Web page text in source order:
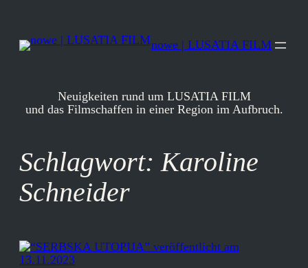
springen
nowe | LUSATIA FILM
Neuigkeiten rund um LUSATIA FILM
und das Filmschaffen in einer Region im Aufbruch.
Schlagwort:Karoline
Schneider